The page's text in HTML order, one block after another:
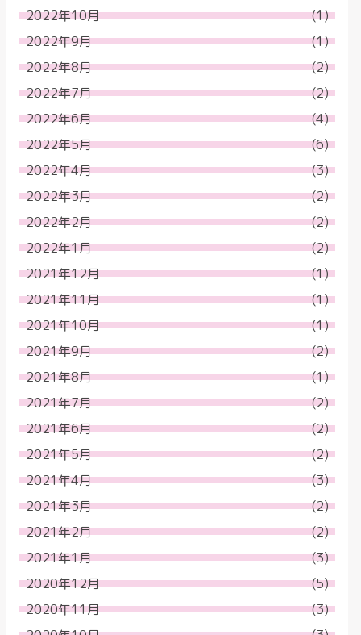
2022年10月
(1)
2022年9月
(1)
2022年8月
(2)
2022年7月
(2)
2022年6月
(4)
2022年5月
(6)
2022年4月
(3)
2022年3月
(2)
2022年2月
(2)
2022年1月
(2)
2021年12月
(1)
2021年11月
(1)
2021年10月
(1)
2021年9月
(2)
2021年8月
(1)
2021年7月
(2)
2021年6月
(2)
2021年5月
(2)
2021年4月
(3)
2021年3月
(2)
2021年2月
(2)
2021年1月
(3)
2020年12月
(5)
2020年11月
(3)